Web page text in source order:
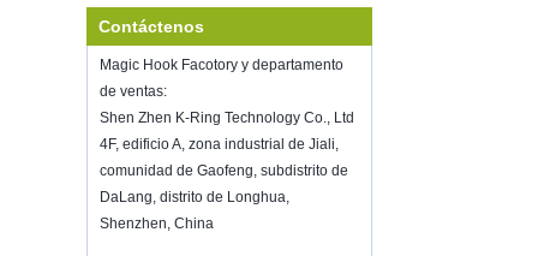
...
Hot selling products
Hot selling products :portable mini
vacuum sealer 1) For the vacuum
sensor...
Contáctenos
Magic Hook Facotory y departamento
de ventas:
Shen Zhen K-Ring Technology Co., Ltd
4F, edificio A, zona industrial de Jiali,
comunidad de Gaofeng, subdistrito de
DaLang, distrito de Longhua,
Shenzhen, China